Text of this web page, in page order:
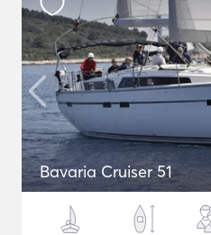
Bavaria Cruiser 51